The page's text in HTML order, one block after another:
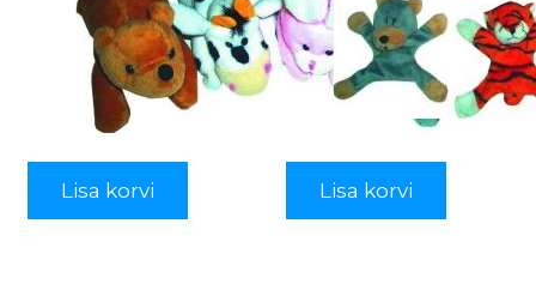
Lisa korvi Lisa korvi